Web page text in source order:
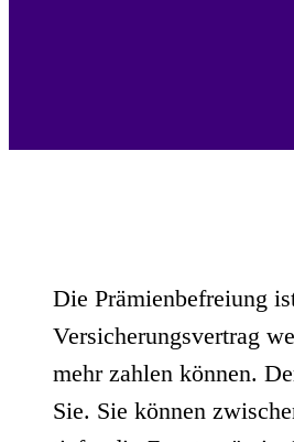
Die Prämienbefreiung
Versicherungsvertrag
mehr zahlen können.
Sie. Sie können